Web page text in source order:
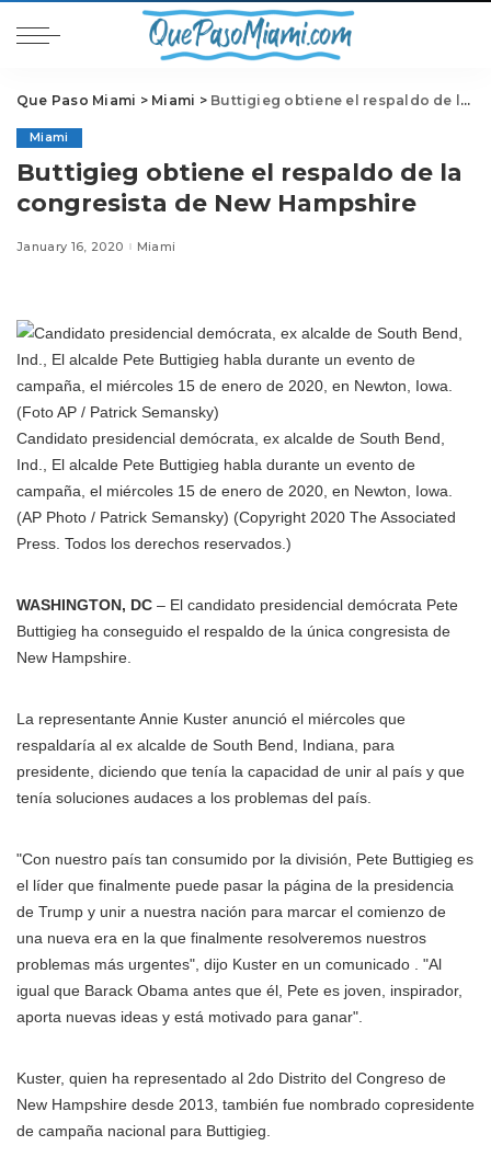
Que Paso Miami > Miami > Buttigieg obtiene el respaldo de la congresista de New Hampshire
Miami
Buttigieg obtiene el respaldo de la
congresista de New Hampshire
January 16, 2020 Miami
Candidato presidencial demócrata, ex alcalde de South Bend,
Ind., El alcalde Pete Buttigieg habla durante un evento de
campaña, el miércoles 15 de enero de 2020, en Newton, Iowa.
(AP Photo / Patrick Semansky) (Copyright 2020 The Associated
Press. Todos los derechos reservados.)
WASHINGTON, DC – El candidato presidencial demócrata Pete
Buttigieg ha conseguido el respaldo de la única congresista de
New Hampshire.
La representante Annie Kuster anunció el miércoles que
respaldaría al ex alcalde de South Bend, Indiana, para
presidente, diciendo que tenía la capacidad de unir al país y que
tenía soluciones audaces a los problemas del país.
"Con nuestro país tan consumido por la división, Pete Buttigieg es
el líder que finalmente puede pasar la página de la presidencia
de Trump y unir a nuestra nación para marcar el comienzo de
una nueva era en la que finalmente resolveremos nuestros
problemas más urgentes", dijo Kuster en un comunicado . "Al
igual que Barack Obama antes que él, Pete es joven, inspirador,
aporta nuevas ideas y está motivado para ganar".
Kuster, quien ha representado al 2do Distrito del Congreso de
New Hampshire desde 2013, también fue nombrado copresidente
de campaña nacional para Buttigieg.